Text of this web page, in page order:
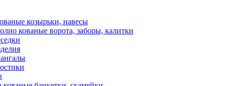
козырьки, навесы
кованые ворота, заборы, калитки